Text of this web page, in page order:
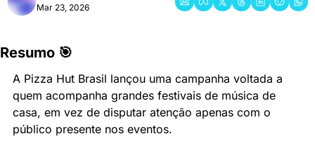
Mar 23, 2026
Resumo 🎯
A Pizza Hut Brasil lançou uma campanha voltada a
quem acompanha grandes festivais de música de
casa, em vez de disputar atenção apenas com o
público presente nos eventos.